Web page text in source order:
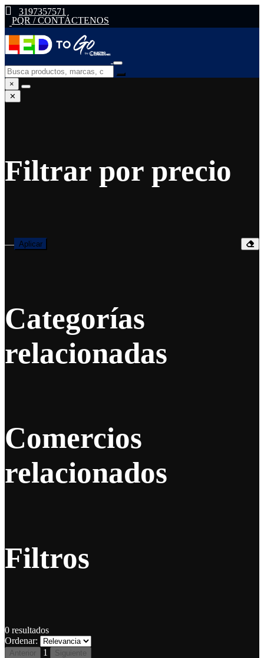
3197357571
PQR / CONTÁCTENOS
×
✕
Filtrar por precio
— Aplicar
Categorías
relacionadas
Comercios
relacionados
Filtros
0 resultados
Ordenar:
Anterior 1 Siguiente